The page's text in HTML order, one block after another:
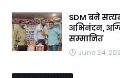
SDM बने
अभिनंदन,
सम्मानित
June 24,